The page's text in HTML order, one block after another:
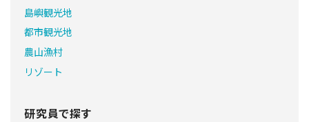
島嶼観光地
都市観光地
農山漁村
リゾート
研究員で探す